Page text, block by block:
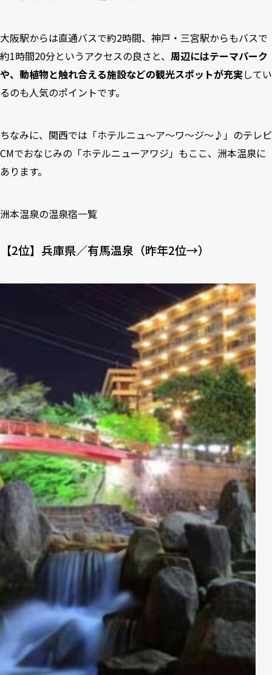
大阪駅からは直通バスで約2時間、神戸・三宮駅からもバスで
約1時間20分というアクセスの良さと、 周辺にはテーマパーク
や、動植物と触れ合える施設などの観光スポットが充実してい
るのも人気のポイントです。
ちなみに、関西では「ホテルニュ～ア～ワ～ジ～♪」のテレビ
CMでおなじみの「ホテルニューアワジ」もここ、洲本温泉に
あります。
洲本温泉の温泉宿一覧
【2位】兵庫県／有馬温泉（昨年2位→）